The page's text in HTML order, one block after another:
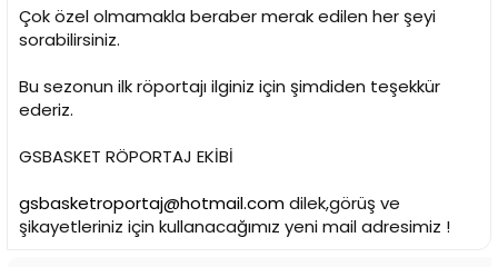
Çok özel olmamakla beraber merak edilen her şeyi
sorabilirsiniz.
Bu sezonun ilk röportajı ilginiz için şimdiden teşekkür
ederiz.
GSBASKET RÖPORTAJ EKİBİ
gsbasketroportaj@hotmail.comdilek,görüş ve
şikayetleriniz için kullanacağımız yeni mail adresimiz !